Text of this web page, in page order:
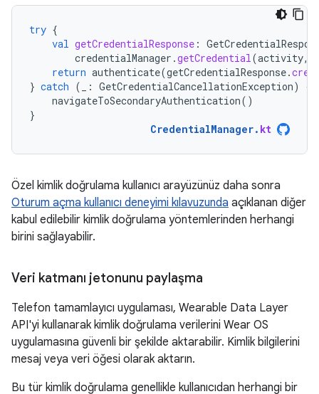
try {
val getCredentialResponse :
credentialManager .getCredential(activity,
return authenticate(getCredentialResponse.
} catch ( : GetCredentialCancellationException)
{
navigateToSecondaryAuthentication()
}
CredentialManager. kt
Özel kimlik doğrulama kullanıcı arayüzünüz daha sonra
Oturum açma kullanıcı deneyimi kılavuzunda açıklanan diğer
kabul edilebilir kimlik doğrulama yöntemlerinden herhangi
birini sağlayabilir.
Veri katmanı jetonunu paylaşma
Telefon tamamlayıcı uygulaması, Wearable Data Layer
API'yi kullanarak kimlik doğrulama verilerini Wear OS
uygulamasına güvenli bir şekilde aktarabilir. Kimlik bilgilerini
mesaj veya veri öğesi olarak aktarın.
Bu tür kimlik doğrulama genellikle kullanıcıdan herhangi bir